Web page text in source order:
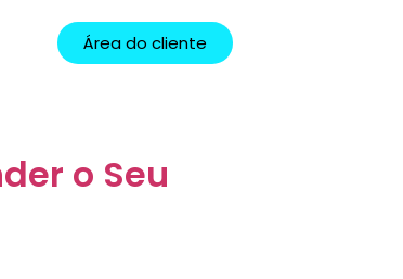
Área do cliente
o Seu